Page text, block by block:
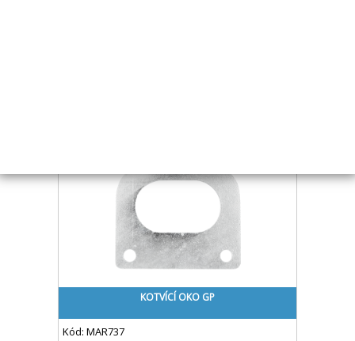
KOTVÍCÍ OKO GP
Kód: MAR737